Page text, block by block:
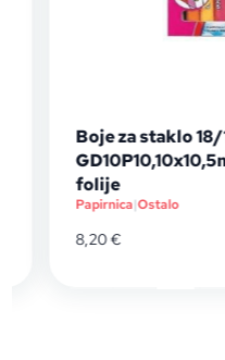
Boje za staklo
folije
Papirnica|Ostalo
8,20€